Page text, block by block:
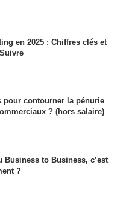
en 2025 : Chiffres clés et
pour contourner la pénurie
? (hors salaire)
Business to Business, c’est
?